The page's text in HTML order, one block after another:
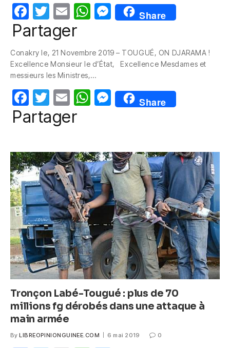
F
a
e
b
o
o
k
T
w
itt
er
E
m
W
s
A
p
p
M
e
e
g
er
Share
Partager
Conakry le, 21 Novembre 2019 – TOUGUÉ, ON DJARAMA !
Excellence Monsieur le d’État, Excellence Mesdames et
messieurs les Ministres,…
F
a
e
b
o
o
k
T
w
itt
er
E
m
W
s
A
p
p
M
e
e
n
g
er
Share
Partager
Tronçon Labé-Tougué : plus de 70
millions fg dérobés dans une attaque à
main armée
By LIBREOPINIONGUINEE.COM 6 mai 2019 0